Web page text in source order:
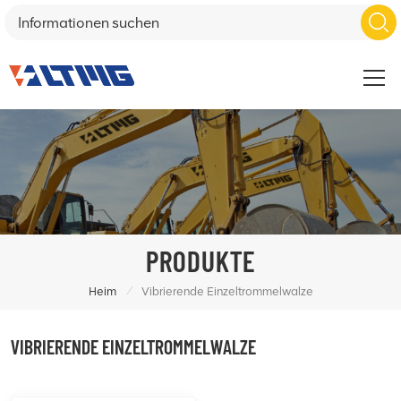
PRODUKTE
Heim / Vibrierende Einzeltrommelwalze
VIBRIERENDE EINZELTROMMELWALZE